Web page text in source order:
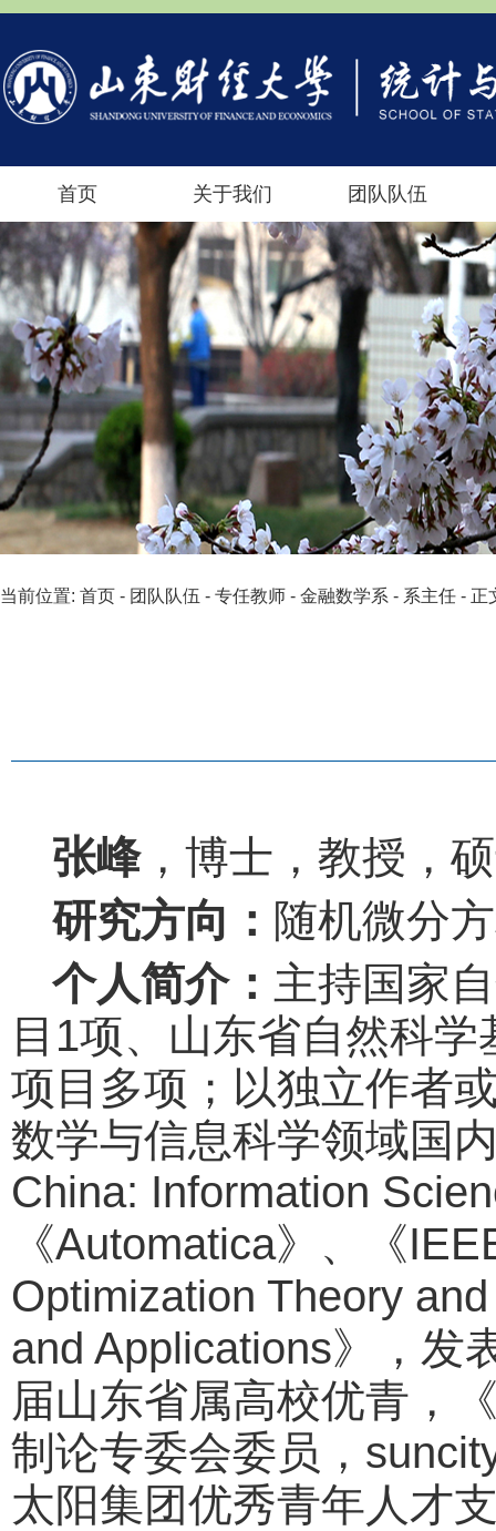
首页 关于我们 团队队伍
当前位置: 首页 - 团队队伍 - 专任教师 - 金融数学系 - 系主任 - 正
张峰，博士，教授，
研究方向： 随机微分
个人简介： 主持国家
目1项、山东省自然科
项目多项；以独立作者
数学与信息科学领域国
China: Information
《Automatica》、《
Optimization Theory
and Applications》，发
届山东省属高校优青，
制论专委会委员，
太阳集团优秀青年人才